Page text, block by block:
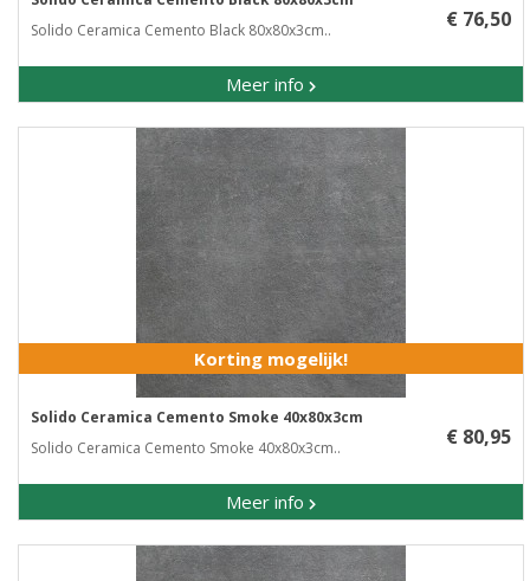
Solido Ceramica Cemento Black 80x80x3cm..
Meer info
€ 76,50
Korting mogelijk!
Solido Ceramica Cemento Smoke 40x80x3cm
Solido Ceramica Cemento Smoke 40x80x3cm..
Meer info
€ 80,95